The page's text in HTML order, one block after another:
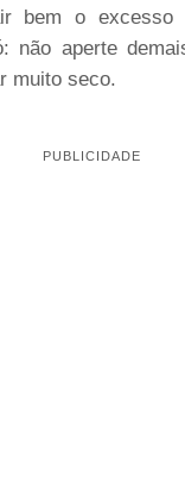
bem o
não aperte
muito seco.